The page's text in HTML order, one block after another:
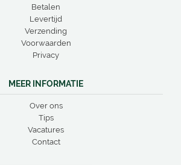
Betalen
Levertijd
Verzending
Voorwaarden
Privacy
MEER INFORMATIE
Over ons
Tips
Vacatures
Contact